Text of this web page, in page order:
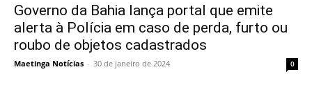
Governo da Bahia lança portal que emite
alerta à Polícia em caso de perda, furto ou
roubo de objetos cadastrados
Maetinga Notícias - 30 de janeiro de 2024 0